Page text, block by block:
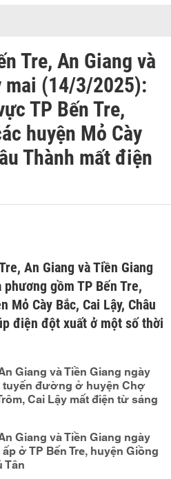
Tre, An Giang và
mai (14/3/2025):
TP Bến Tre,
huyện Mỏ Cày
Thành mất điện
An Giang và Tiền Giang
gồm TP Bến Tre,
Mỏ Cày Bắc, Cai Lậy, Châu
điện đột xuất ở một số thời
Giang và Tiền Giang ngày
tuyến đường ở huyện Chợ
Cai Lậy mất điện từ sáng
Giang và Tiền Giang ngày
ở TP Bến Tre, huyện Giồng
Tân